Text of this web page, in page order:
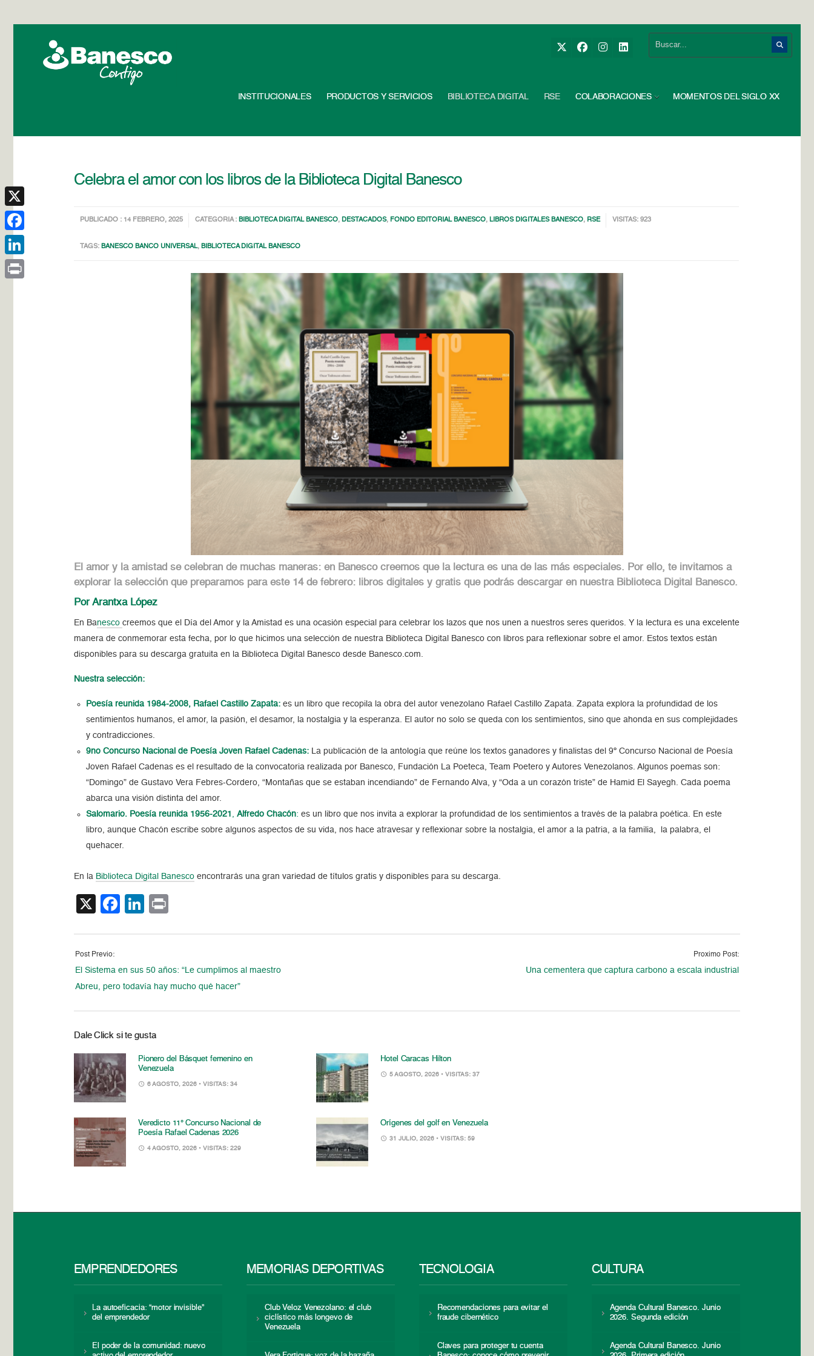
INSTITUCIONALES PRODUCTOS Y SERVICIOS BIBLIOTECA DIGITAL RSE COLABORACIONES MOMENTOS DEL SIGLO XX
Celebra el amor con los libros de la Biblioteca Digital Banesco
PUBLICADO : 14 FEBRERO, 2025 CATEGORIA : BIBLIOTECA DIGITAL BANESCO, DESTACADOS, FONDO EDITORIAL BANESCO, LIBROS DIGITALES BANESCO, RSE VISITAS: 923
TAGS: BANESCO BANCO UNIVERSAL, BIBLIOTECA DIGITAL BANESCO
El amor y la amistad se celebran de muchas maneras: en Banesco creemos que la lectura es una de las más especiales. Por ello, te invitamos a
explorar la selección que preparamos para este 14 de febrero: libros digitales y gratis que podrás descargar en nuestra Biblioteca Digital Banesco.
Por Arantxa López
En Banescocreemos que el Día del Amor y la Amistad es una ocasión especial para celebrar los lazos que nos unen a nuestros seres queridos. Y la lectura es una excelente
manera de conmemorar esta fecha, por lo que hicimos una selección de nuestra Biblioteca Digital Banesco con libros para reflexionar sobre el amor. Estos textos están
disponibles para su descarga gratuita en la Biblioteca Digital Banesco desde Banesco.com.
Nuestra selección:
Poesía reunida 1984-2008, Rafael Castillo Zapata: es un libro que recopila la obra del autor venezolano Rafael Castillo Zapata. Zapata explora la profundidad de los
sentimientos humanos, el amor, la pasión, el desamor, la nostalgia y la esperanza. El autor no solo se queda con los sentimientos, sino que ahonda en sus complejidades
y contradicciones.
9no Concurso Nacional de Poesía Joven Rafael Cadenas:
La publicación de la antología que reúne los textos ganadores y finalistas del 9º Concurso Nacional de Poesía
Joven Rafael Cadenas es el resultado de la convocatoria realizada por Banesco, Fundación La Poeteca, Team Poetero y Autores Venezolanos. Algunos poemas son:
“Domingo” de Gustavo Vera Febres-Cordero, “Montañas que se estaban incendiando” de Fernando Alva, y “Oda a un corazón triste” de Hamid El Sayegh. Cada poema
abarca una visión distinta del amor.
Salomario. Poesía reunida 1956-2021
,Alfredo Chacón:es un libro que nos invita a explorar la profundidad de los sentimientos a través de la palabra poética. En este
libro, aunque Chacón escribe sobre algunos aspectos de su vida, nos hace atravesar y reflexionar sobre la nostalgia, el amor a la patria, a la familia, la palabra, el
quehacer.
En la Biblioteca Digital Banesco encontrarás una gran variedad de títulos gratis y disponibles para su descarga.
X Facebook
LinkedIn
Post Previo:
El Sistema en sus 50 años: “Le cumplimos al maestro
Abreu, pero todavía hay mucho qué hacer”
Proximo Post:
Una cementera que captura carbono a escala industrial
Dale Click si te gusta
Pionero del Básquet femenino en
Venezuela
6 AGOSTO, 2026 • VISITAS: 34
Hotel Caracas Hilton
5 AGOSTO, 2026 • VISITAS: 37
Veredicto 11° Concurso Nacional de
Poesía Rafael Cadenas 2026
4 AGOSTO, 2026 • VISITAS: 229
Orígenes del golf en Venezuela
31 JULIO, 2026 • VISITAS: 59
EMPRENDEDORES
La autoeficacia: “motor invisible”
del emprendedor
El poder de la comunidad: nuevo
MEMORIAS DEPORTIVAS
Club Veloz Venezolano: el club
ciclístico más longevo de
Venezuela
TECNOLOGÍA
Recomendaciones para evitar el
fraude cibernético
Claves para proteger tu cuenta
CULTURA
Agenda Cultural Banesco. Junio
2026. Segunda edición
Agenda Cultural Banesco. Junio
X
Facebook
LinkedIn